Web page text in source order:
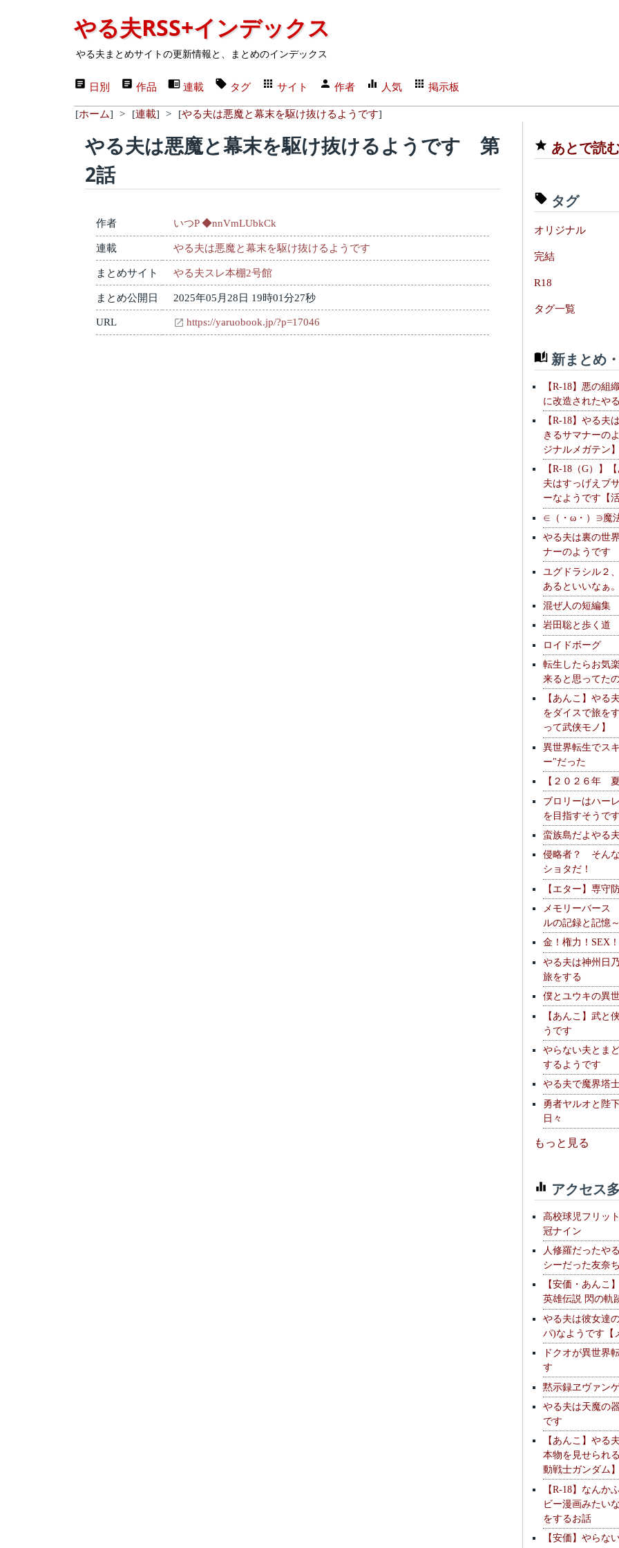
やる夫RSS+インデックス
やる夫まとめサイトの更新情報と、まとめのインデックス
日別 作品 連載 タグ サイト 作者 人気 掲示板
[ホーム] > [連載] > [やる夫は悪魔と幕末を駆け抜けるようです]
やる夫は悪魔と幕末を駆け抜けるようです 第
2話
作者 いつP ◆nnVmLUbkCk
連載 やる夫は悪魔と幕末を駆け抜けるようです
まとめサイト やる夫スレ本棚2号館
まとめ公開日 2025年05月28日 19時01分27秒
URL https://yaruobook.jp/?p=17046
あとで読
タグ
オリジナル
完結
R18
タグ一覧
新まとめ
【R-18】悪の組
に改造されたや
【R-18】やる夫
きるサマナーの
ジナルメガテン
【R-18（G）】
夫はすっげえブ
ーなようです【
∈（・ω・）∋魔
やる夫は裏の世
ナーのようです
ユグドラシル２
あるといいなぁ
混ぜ人の短編集
岩田聡と歩く道
ロイドボーグ
転生したらお気
来ると思ってた
【あんこ】やる
をダイスで旅を
って武侠モノ】
異世界転生でス
ー"だった
【２０２６年
ブロリーはハー
を目指すそうで
蛮族島だよやる
侵略者？ そん
ショタだ！
【エター】専守
メモリーバース
ルの記録と記憶
金！権力！SEX
やる夫は神州日
旅をする
僕とユウキの異
【あんこ】武と
うです
やらない夫とま
するようです
やる夫で魔界塔
勇者ヤルオと陛
日々
もっと見る
アクセス
高校球児フリッ
冠ナイン
人修羅だったや
シーだった友奈
【安価・あんこ
英雄伝説 閃の軌
やる夫は彼女達
パ)なようです【
ドクオが異世界
す
黙示録ヱヴァン
やる夫は天魔の
です
【あんこ】やる
本物を見せられ
動戦士ガンダム
【R-18】なんか
ビー漫画みたい
をするお話
【安価】やらな